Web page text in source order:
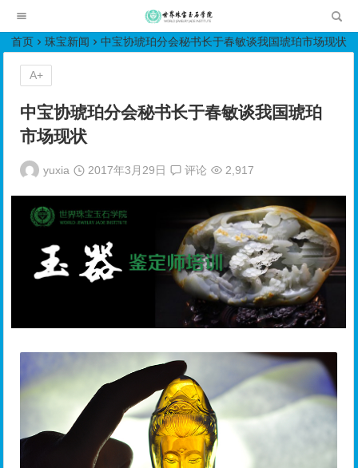
首页 珠宝新闻 中宝协琥珀分会秘书长于春敏谈我国琥珀市场现状
中宝协琥珀分会秘书长于春敏谈我国琥珀
市场现状
yuxia 2017年3月29日 评论 2,917
A+